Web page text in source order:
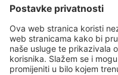
POVEŽITE SE I